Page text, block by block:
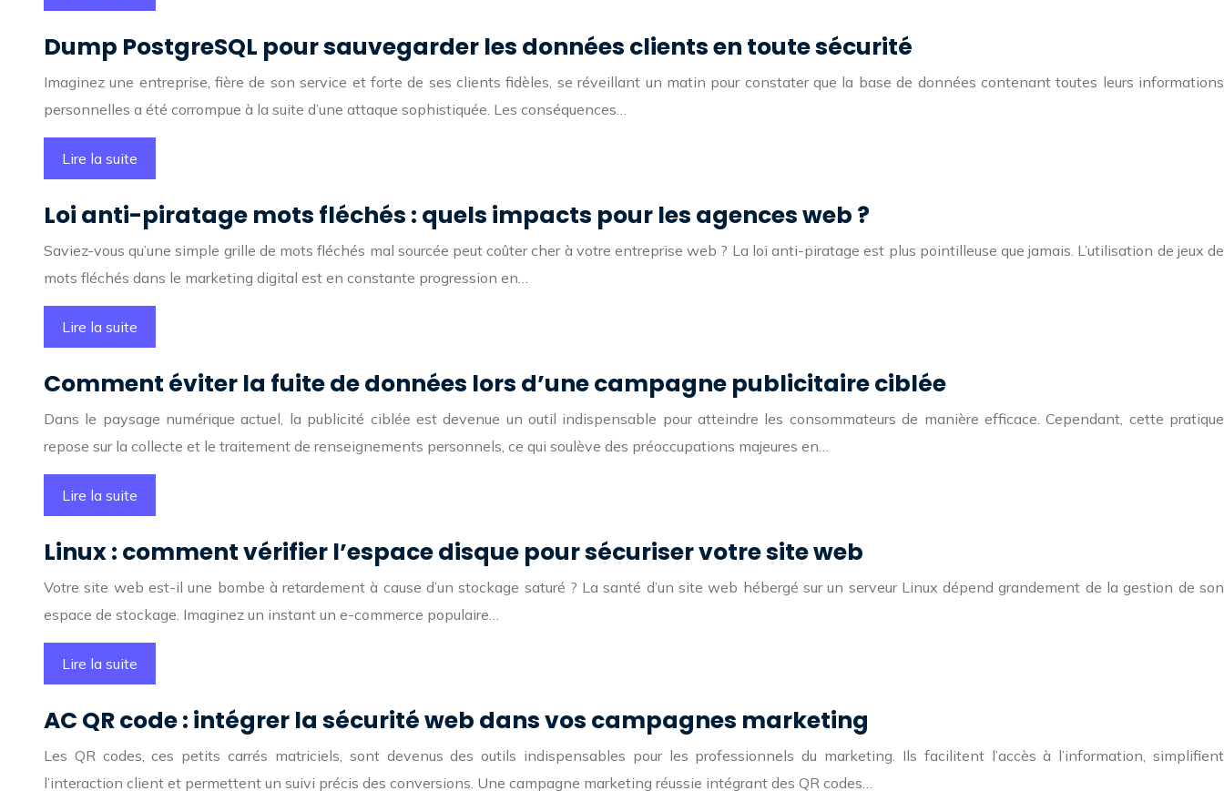
Dump PostgreSQL pour sauvegarder les données clients en toute sécurité
Imaginez une entreprise, fière de son service et forte de ses clients fidèles, se réveillant un matin pour constater que la base de données contenant toutes leurs informations
personnelles a été corrompue à la suite d’une attaque sophistiquée. Les conséquences…
Lire la suite
Loi anti-piratage mots fléchés : quels impacts pour les agences web ?
Saviez-vous qu’une simple grille de mots fléchés mal sourcée peut coûter cher à votre entreprise web ? La loi anti-piratage est plus pointilleuse que jamais. L’utilisation de jeux de
mots fléchés dans le marketing digital est en constante progression en…
Lire la suite
Comment éviter la fuite de données lors d’une campagne publicitaire ciblée
Dans le paysage numérique actuel, la publicité ciblée est devenue un outil indispensable pour atteindre les consommateurs de manière efficace. Cependant, cette pratique
repose sur la collecte et le traitement de renseignements personnels, ce qui soulève des préoccupations majeures en…
Lire la suite
Linux : comment vérifier l’espace disque pour sécuriser votre site web
Votre site web est-il une bombe à retardement à cause d’un stockage saturé ? La santé d’un site web hébergé sur un serveur Linux dépend grandement de la gestion de son
espace de stockage. Imaginez un instant un e-commerce populaire…
Lire la suite
AC QR code : intégrer la sécurité web dans vos campagnes marketing
Les QR codes, ces petits carrés matriciels, sont devenus des outils indispensables pour les professionnels du marketing. Ils facilitent l’accès à l’information, simplifient
l’interaction client et permettent un suivi précis des conversions. Une campagne marketing réussie intégrant des QR codes…